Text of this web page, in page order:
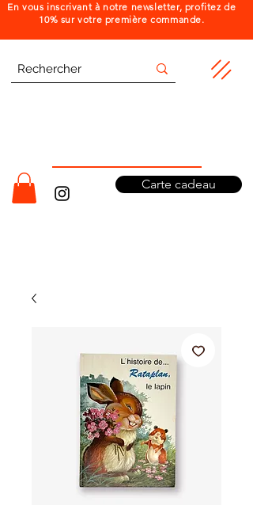
En vous inscrivant à notre newsletter, profitez de
10% sur votre première commande.
Carte cadeau